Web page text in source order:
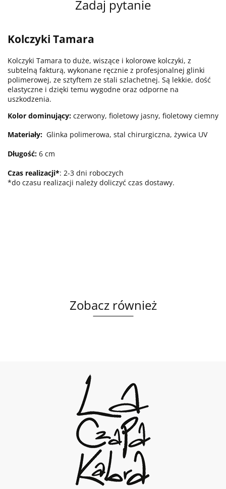
Zadaj pytanie
Kolczyki Tamara
Kolczyki Tamara to duże, wiszące i kolorowe kolczyki, z
subtelną fakturą, wykonane ręcznie z profesjonalnej glinki
polimerowej, ze sztyftem ze stali szlachetnej. Są lekkie, dość
elastyczne i dzięki temu wygodne oraz odporne na
uszkodzenia.
Kolor dominujący: czerwony, fioletowy jasny, fioletowy ciemny
Materiały: Glinka polimerowa, stal chirurgiczna, żywica UV
Długość: 6 cm
Czas realizacji*: 2-3 dni roboczych
*do czasu realizacji należy doliczyć czas dostawy.
Zobacz również